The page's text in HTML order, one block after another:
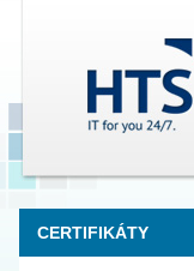
CERTIFIKÁTY